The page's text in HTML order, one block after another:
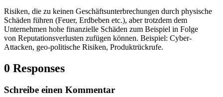
Risiken, die zu keinen Geschäftsunterbrechungen durch physische
Schäden führen (Feuer, Erdbeben etc.), aber trotzdem dem
Unternehmen hohe finanzielle Schäden zum Beispiel in Folge
von Reputationsverlusten zufügen können. Beispiel: Cyber-
Attacken, geo-politische Risiken, Produktrückrufe.
0 Responses
Schreibe einen Kommentar